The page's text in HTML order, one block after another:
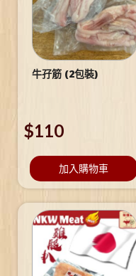
牛孖筋 (2包裝)
$110
加入購物車